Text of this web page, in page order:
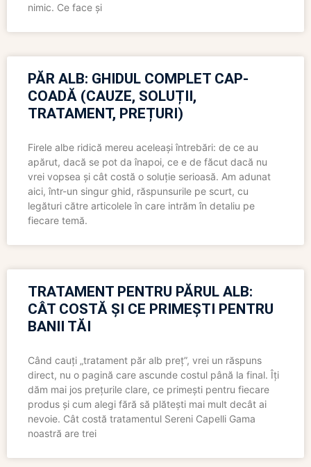
nimic. Ce face și
PĂR ALB: GHIDUL COMPLET CAP-
COADĂ (CAUZE, SOLUȚII,
TRATAMENT, PREȚURI)
Firele albe ridică mereu aceleași întrebări: de ce au
apărut, dacă se pot da înapoi, ce e de făcut dacă nu
vrei vopsea și cât costă o soluție serioasă. Am adunat
aici, într-un singur ghid, răspunsurile pe scurt, cu
legături către articolele în care intrăm în detaliu pe
fiecare temă.
TRATAMENT PENTRU PĂRUL ALB:
CÂT COSTĂ ȘI CE PRIMEȘTI PENTRU
BANII TĂI
Când cauți „tratament păr alb preț”, vrei un răspuns
direct, nu o pagină care ascunde costul până la final. Îți
dăm mai jos prețurile clare, ce primești pentru fiecare
produs și cum alegi fără să plătești mai mult decât ai
nevoie. Cât costă tratamentul Sereni Capelli Gama
noastră are trei